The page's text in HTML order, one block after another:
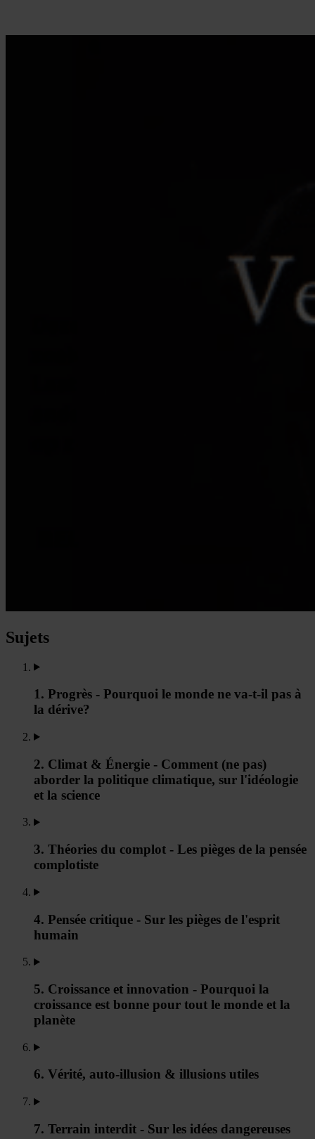
Sujets
1. Progrès - Pourquoi le monde ne va-t-il pas à
la dérive?
2. Climat & Énergie - Comment (ne pas)
aborder la politique climatique, sur l'idéologie
et la science
3. Théories du complot - Les pièges de la pensée
complotiste
4. Pensée critique - Sur les pièges de l'esprit
humain
5. Croissance et innovation - Pourquoi la
croissance est bonne pour tout le monde et la
planète
6. Vérité, auto-illusion & illusions utiles
7. Terrain interdit - Sur les idées dangereuses